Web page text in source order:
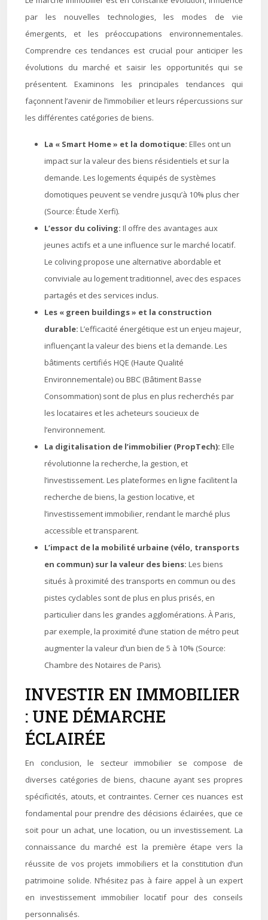
par les nouvelles technologies, les modes de vie
émergents, et les préoccupations environnementales.
Comprendre ces tendances est crucial pour anticiper les
évolutions du marché et saisir les opportunités qui se
présentent. Examinons les principales tendances qui
façonnent l’avenir de l’immobilier et leurs répercussions sur
les différentes catégories de biens.
La « Smart Home » et la domotique: Elles ont un
impact sur la valeur des biens résidentiels et sur la
demande. Les logements équipés de systèmes
domotiques peuvent se vendre jusqu’à 10% plus cher
(Source: Étude Xerfi).
L’essor du coliving: Il offre des avantages aux
jeunes actifs et a une influence sur le marché locatif.
Le coliving propose une alternative abordable et
conviviale au logement traditionnel, avec des espaces
partagés et des services inclus.
Les « green buildings » et la construction
durable: L’efficacité énergétique est un enjeu majeur,
influençant la valeur des biens et la demande. Les
bâtiments certifiés HQE (Haute Qualité
Environnementale) ou BBC (Bâtiment Basse
Consommation) sont de plus en plus recherchés par
les locataires et les acheteurs soucieux de
l’environnement.
La digitalisation de l’immobilier (PropTech): Elle
révolutionne la recherche, la gestion, et
l’investissement. Les plateformes en ligne facilitent la
recherche de biens, la gestion locative, et
l’investissement immobilier, rendant le marché plus
accessible et transparent.
L’impact de la mobilité urbaine (vélo, transports
en commun) sur la valeur des biens: Les biens
situés à proximité des transports en commun ou des
pistes cyclables sont de plus en plus prisés, en
particulier dans les grandes agglomérations. À Paris,
par exemple, la proximité d’une station de métro peut
augmenter la valeur d’un bien de 5 à 10% (Source:
Chambre des Notaires de Paris).
INVESTIR EN IMMOBILIER
: UNE DÉMARCHE
ÉCLAIRÉE
En conclusion, le secteur immobilier se compose de
diverses catégories de biens, chacune ayant ses propres
spécificités, atouts, et contraintes. Cerner ces nuances est
fondamental pour prendre des décisions éclairées, que ce
soit pour un achat, une location, ou un investissement. La
connaissance du marché est la première étape vers la
réussite de vos projets immobiliers et la constitution d’un
patrimoine solide. N’hésitez pas à faire appel à un expert
en investissement immobilier locatif pour des conseils
personnalisés.